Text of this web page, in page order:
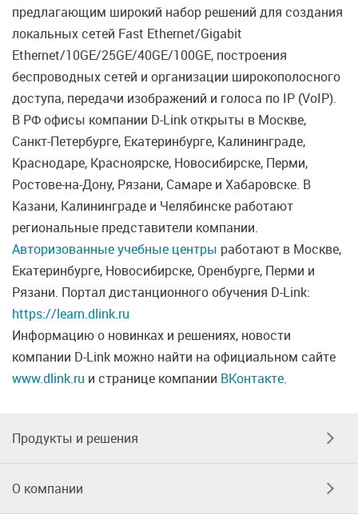
предлагающим широкий набор решений для создания
локальных сетей Fast Ethernet/Gigabit
Ethernet/10GE/25GE/40GE/100GE, построения
беспроводных сетей и организации широкополосного
доступа, передачи изображений и голоса по IP (VoIP).
В РФ офисы компании D-Link открыты в Москве,
Санкт-Петербурге, Екатеринбурге, Калининграде,
Краснодаре, Красноярске, Новосибирске, Перми,
Ростове-на-Дону, Рязани, Самаре и Хабаровске. В
Казани, Калининграде и Челябинске работают
региональные представители компании.
Авторизованные учебные центры работают в Москве,
Екатеринбурге, Новосибирске, Оренбурге, Перми и
Рязани. Портал дистанционного обучения D-Link:
https://learn.dlink.ru
Информацию о новинках и решениях, новости
компании D-Link можно найти на официальном сайте
www.dlink.ru и странице компании ВКонтакте.
Продукты и решения
О компании